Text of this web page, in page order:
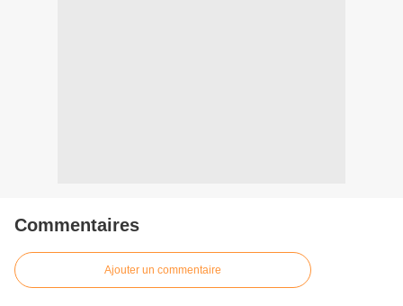
Commentaires
Ajouter un commentaire